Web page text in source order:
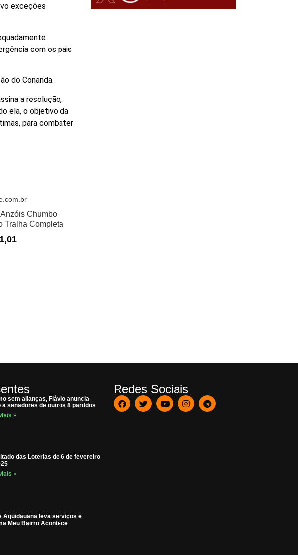
exceções
com os pais
do Conanda.
a resolução,
ela, o objetivo da
para combater
Chumbo
Tralha Completa
sem alianças, Flávio anuncia
a senadores de outros 8 partidos
»
das Loterias de 6 de fevereiro
»
Aquidauana leva serviços e
Meu Bairro Acontece
Redes Sociais